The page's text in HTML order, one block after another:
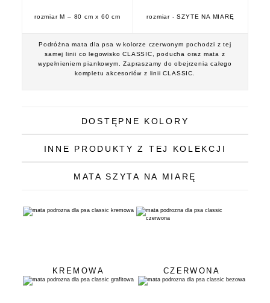
rozmiar M – 80 cm x 60 cm rozmiar - SZYTE NA MIARĘ
Podróżna mata dla psa w kolorze czerwonym pochodzi z tej
samej linii co legowisko CLASSIC, poducha oraz mata z
wypełnieniem piankowym. Zapraszamy do obejrzenia całego
kompletu akcesoriów z linii CLASSIC.
DOSTĘPNE KOLORY
INNE PRODUKTY Z TEJ KOLEKCJI
MATA SZYTA NA MIARĘ
KREMOWA CZERWONA